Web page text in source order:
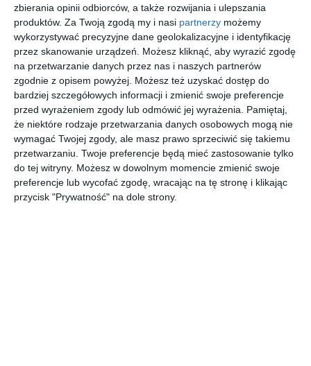
zbierania opinii odbiorców, a także rozwijania i ulepszania
produktów. Za Twoją zgodą my i nasi partnerzy możemy
wykorzystywać precyzyjne dane geolokalizacyjne i identyfikację
przez skanowanie urządzeń. Możesz kliknąć, aby wyrazić zgodę
na przetwarzanie danych przez nas i naszych partnerów
zgodnie z opisem powyżej. Możesz też uzyskać dostęp do
bardziej szczegółowych informacji i zmienić swoje preferencje
przed wyrażeniem zgody lub odmówić jej wyrażenia.
Pamiętaj,
że niektóre rodzaje przetwarzania danych osobowych mogą nie
wymagać Twojej zgody, ale masz prawo sprzeciwić się takiemu
przetwarzaniu. Twoje preferencje będą mieć zastosowanie tylko
do tej witryny. Możesz w dowolnym momencie zmienić swoje
preferencje lub wycofać zgodę, wracając na tę stronę i klikając
przycisk "Prywatność" na dole strony.
UDOSTĘPNIJ
Pozostałe zdjęcia w projekcie:
Projekt dużego
apartamentu w kolorach ziemi